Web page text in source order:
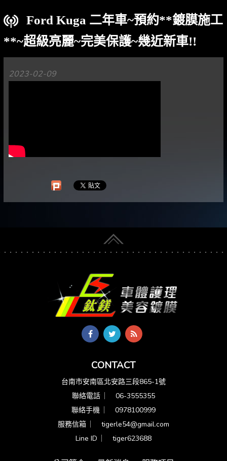
Ford Kuga 二年車~預約**鍍膜施工
**~超級亮麗~完美保護~幾近新車!!
2023-02-09
CONTACT
台南市安南區北安路三段865-1號
聯絡電話 ︳ 06-3555355
聯絡手機 ︳ 0978100999
服務信箱 ︳ tigerle54@gmail.com
Line ID ︳ tiger623688